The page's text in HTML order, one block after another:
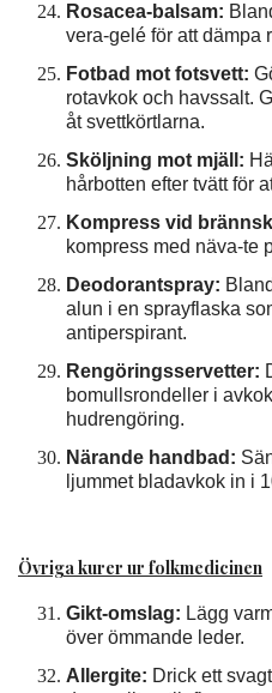
Rosacea-balsam:
vera-gelé för att dämpa
Fotbad mot fotsvett:
rotavkok och havssalt.
åt svettkörtlarna.
Sköljning mot mjäll:
hårbotten efter tvätt för
Kompress vid
kompress med näva-te
Deodorantspray:
alun i en sprayflaska
antiperspirant.
Rengöringsservetter:
bomullsrondeller i
hudrengöring.
Närande handbad:
ljummet bladavkok in i
Övriga kurer ur folkmedicinen
Gikt-omslag: Lägg
över ömmande leder.
Allergite: Drick ett